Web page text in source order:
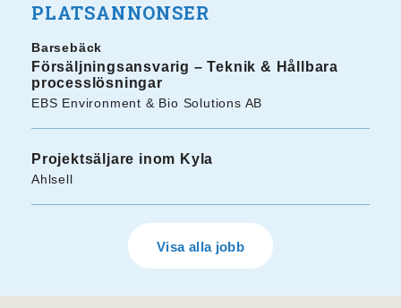
PLATSANNONSER
Barsebäck
Försäljningsansvarig – Teknik & Hållbara
processlösningar
EBS Environment & Bio Solutions AB
Projektsäljare inom Kyla
Ahlsell
Visa alla jobb